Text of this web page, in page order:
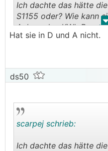
.
Ich dachte das hätte
S1155 oder? Wie kann
Anlage den KWh
Wärmemenge
Hat sie in D und A nicht.
ds50
scarpej schrieb:
Ich dachte das hätte